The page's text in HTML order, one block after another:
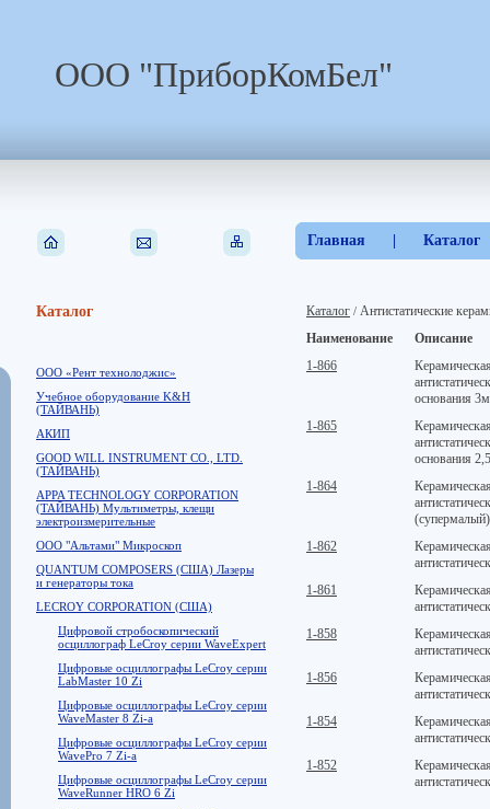
ООО "ПриборКомБел"
Главная Каталог
Каталог
ООО «Рент технолоджис»
Учебное оборудование K&H
(ТАЙВАНЬ)
АКИП
GOOD WILL INSTRUMENT CO., LTD.
(ТАЙВАНЬ)
APPA TECHNOLOGY CORPORATION
(ТАЙВАНЬ) Мультиметры, клещи
электроизмерительные
ООО "Альтами" Микроскоп
QUANTUM COMPOSERS (США) Лазеры
и генераторы тока
LECROY CORPORATION (США)
Цифровой стробоскопический
осциллограф LeCroy серии WaveExpert
Цифровые осциллографы LeCroy серии
LabMaster 10 Zi
Цифровые осциллографы LeCroy серии
WaveMaster 8 Zi-a
Цифровые осциллографы LeCroy серии
WavePro 7 Zi-a
Цифровые осциллографы LeCroy серии
WaveRunner HRO 6 Zi
Каталог / Антистатические
Наименование
Описание
1-866
основания
1-865
основания
1-864
1-862
1-861
1-858
1-856
1-854
1-852